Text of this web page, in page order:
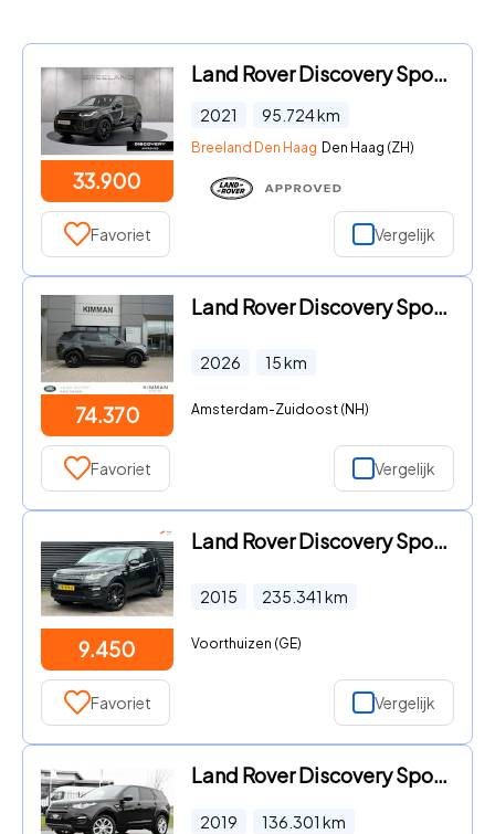
33.900
Land Rover Discovery Sport - P300e | Cold Climate Pack | Trekhaak | 20 inch Gloss Black
2021 95.724km
Breeland Den Haag Den Haag (ZH)
Favoriet Vergelijk
74.370
Land Rover Discovery Sport - P270e PHEV Business Landmark Edition | Elektr. Trekhaak | Co
2026 15km
Amsterdam-Zuidoost (NH)
Favoriet Vergelijk
9.450
Land Rover Discovery Sport - 2.2 TD4 4WD S | Trekhaak | Stoelverwarming | Navigatie | Cru
2015 235.341 km
Voorthuizen (GE)
Favoriet Vergelijk
Land Rover Discovery Sport - 2.0 TD4 HSE Camera, Cruise, Stoelverwarming, PANO, 180pk, LE
2019 136.301 km